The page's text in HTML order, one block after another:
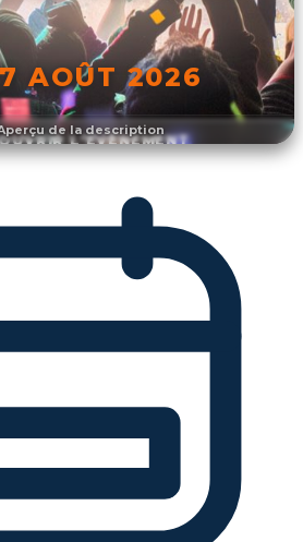
de la description
AOÛT 2026
L'ÉVÉNEMENT